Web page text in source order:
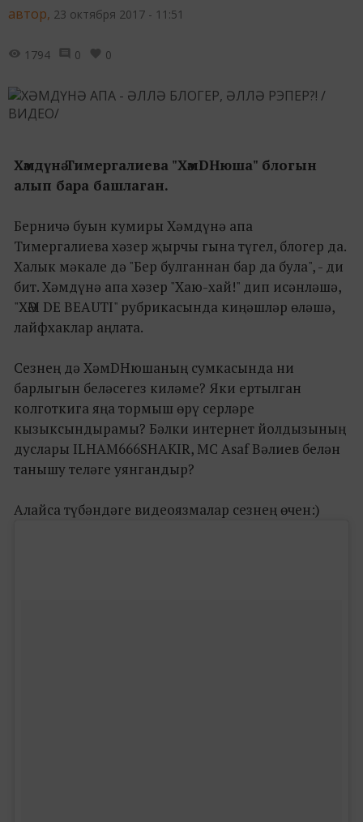
автор, 23 октября 2017 - 11:51
1794 0 0
Хәмдүнә Тимергалиева "ХәмDНюша" блогын
алып бара башлаган.
Берничә буын кумиры Хәмдүнә апа
Тимергалиева хәзер җырчы гына түгел, блогер да.
Халык мәкале дә "Бер булганнан бар да була", - ди
бит. Хәмдүнә апа хәзер "Хаю-хай!" дип исәнләшә,
"ХӘМ DE BEAUTI" рубрикасында киңәшләр өләшә,
лайфхаклар аңлата.
Сезнең дә ХәмDНюшаның сумкасында ни
барлыгын беләсегез киләме? Яки ертылган
колготкига яңа тормыш өрү серләре
кызыксындырамы? Бәлки интернет йолдызының
дуслары ILHAM666SHAKIR, MC Asaf Вәлиев белән
танышу теләге уянгандыр?
Алайса түбәндәге видеоязмалар сезнең өчен:)